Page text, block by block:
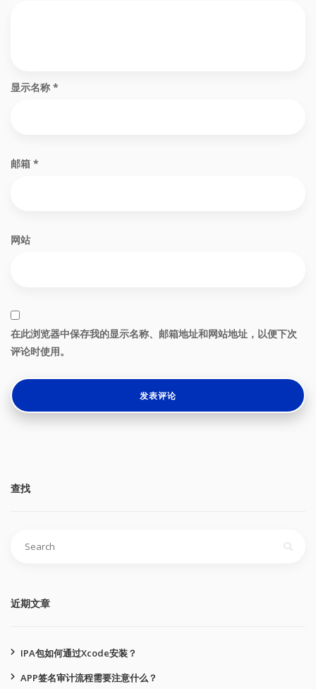
显示名称 *
邮箱 *
网站
在此浏览器中保存我的显示名称、邮箱地址和网站地址，以便下次
评论时使用。
查找
索：
近期文章
IPA包如何通过Xcode安装？
APP签名审计流程需要注意什么？